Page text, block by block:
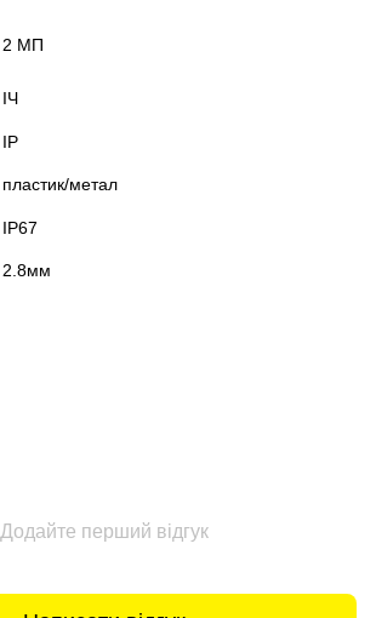
2 МП
ІЧ
IP
пластик/метал
IP67
2.8мм
Додайте перший відгук